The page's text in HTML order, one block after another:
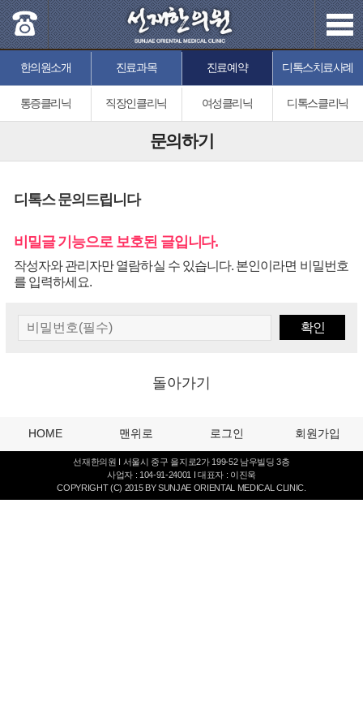
한의원소개 진료과목 진료예약 디톡스치료사례
통증클리닉 직장인클리닉 여성클리닉 디톡스클리닉
문의하기
디톡스 문의드립니다
비밀글 기능으로 보호된 글입니다.
작성자와 관리자만 열람하실 수 있습니다. 본인이라면 비밀번호
를 입력하세요.
돌아가기
HOME 맨위로 로그인 회원가입
선재한의원 I 서울시 중구 을지로2가 199-52 남우빌딩 3층
사업자 : 104-91-24001 I 대표자 : 이진욱
COPYRIGHT (C) 2015 BY SUNJAE ORIENTAL MEDICAL CLINIC.